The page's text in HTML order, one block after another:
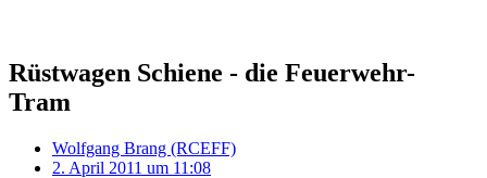
Rüstwagen Schiene - die Feuerwehr-
Tram
Wolfgang Brang (RCEFF)
2. April 2011 um 11:08